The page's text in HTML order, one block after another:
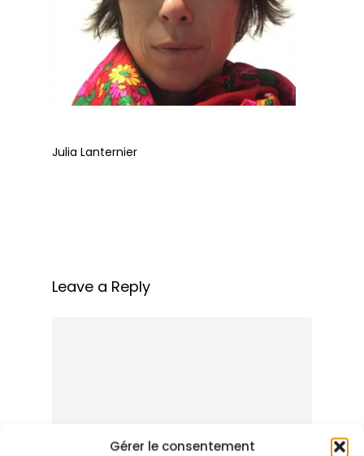
Gérer le consentement
Julia Lanternier
Leave a Reply